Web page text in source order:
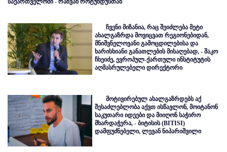
ჩვენი მიზანია, რაც შეიძლება მეტი
ახალგაზრდა მოვიცვათ რეგიონებიდან,
მნიშვნელოვანი გამოცდილებისა და
ხარისხიანი განათლების მისაღებად, - შაკო
ჩხეიძე, ევროპულ-ქართული ინსტიტუტის
აღმასრულებელი დირექტორი
მოტივირებულ ახალგაზრდებს აქ
შესაძლებლობა აქვთ ისწავლონ, მოიტანონ
საკუთარი იდეები და მიიღონ საჭირო
მხარდაჭერა, - ბიტისის (BITISI)
დამფუძნებელი, ლევან ნიპარიშვილი